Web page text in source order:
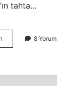
tahta…
nerede
8 Yorum